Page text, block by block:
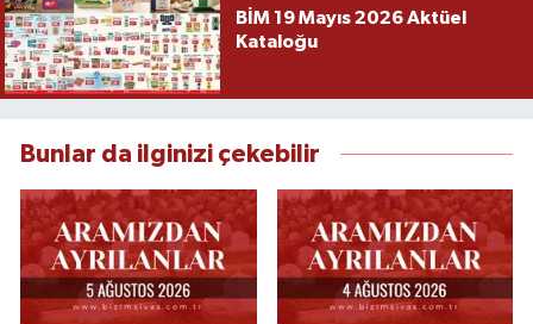
BİM 19 Mayıs 2026 Aktüel
Kataloğu
Bunlar da ilginizi çekebilir